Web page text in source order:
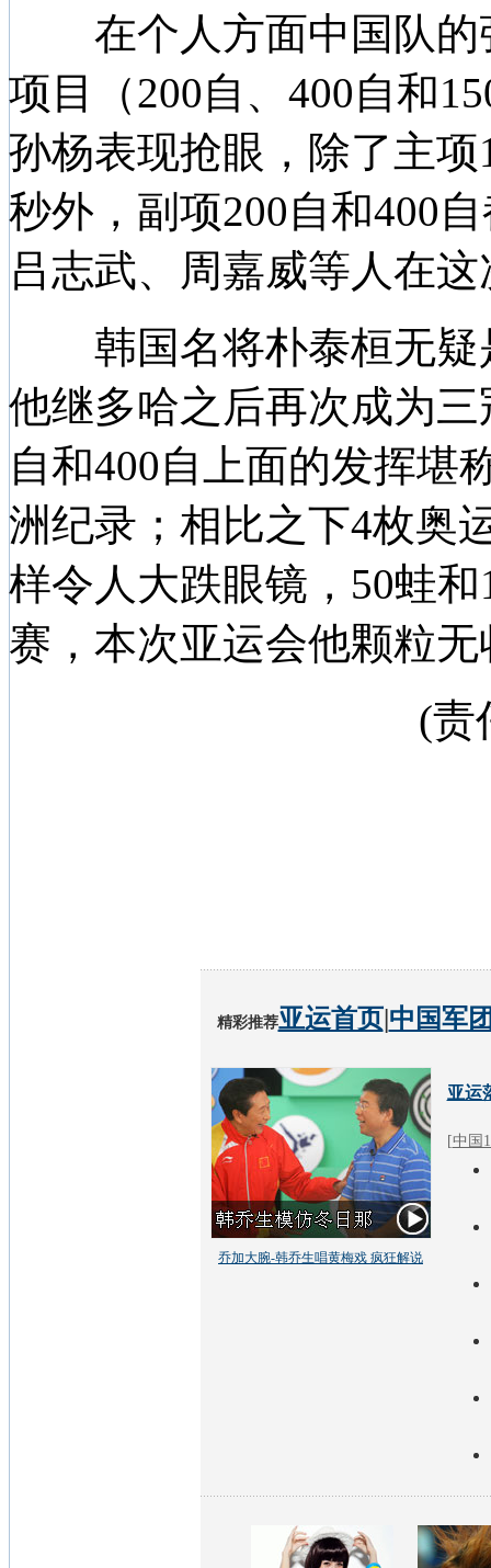
在个人方面中国队的
项目（200自、400自和
孙杨表现抢眼，除了主
秒外，副项200自和400
吕志武、周嘉威等人在
韩国名将朴泰桓无疑
他继多哈之后再次成为
自和400自上面的发挥堪
洲纪录；相比之下4枚奥
样令人大跌眼镜，50蛙
赛，本次亚运会他颗粒
(责
精彩推荐亚运首页|中国军
乔加大腕-韩乔生唱黄梅戏 疯狂解说
亚运
[中国